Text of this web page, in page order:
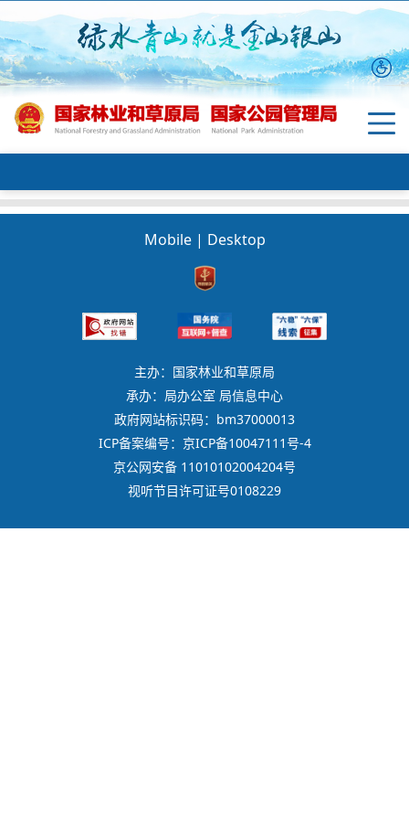
Mobile | Desktop
主办：国家林业和草原局
承办：局办公室 局信息中心
政府网站标识码：bm37000013
ICP备案编号：京ICP备10047111号-4
京公网安备 11010102004204号
视听节目许可证号0108229